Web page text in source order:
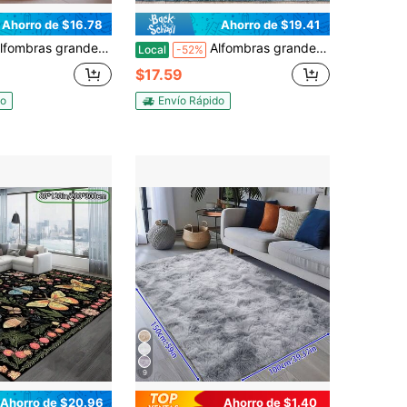
Ahorro de $16.78
pelo largo (25 x 35 cm), de felpa teñida anudada para sala de estar, ultrasuaves y esponjosas para dormitorio, antideslizantes para interiores, para habitación infantil, decoración del hogar, color negro
Ahorro de $19.41
Local -52% Alfombras grandes de pelo largo (25 x 35 cm), de felpa teñida anudada para sala de estar, ultrasuaves y esponjosas para dormitorio, antideslizantes para interiores, para habitación infantil, decoración del hogar, color negro
$17.59
Envío Rápido
Ahorro de $20.96
9
Ahorro de $1.40